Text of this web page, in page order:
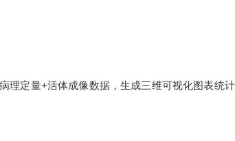
理定量+活体成像数据，生成三维可视化图表统